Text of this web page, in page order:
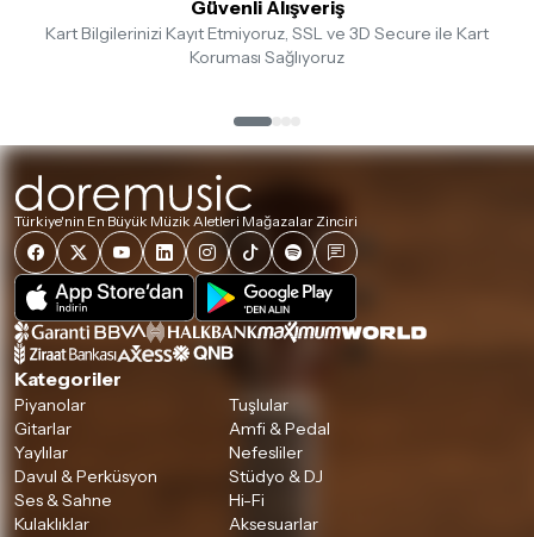
Güvenli Alışveriş
Kart Bilgilerinizi Kayıt Etmiyoruz, SSL ve 3D Secure ile Kart
Koruması Sağlıyoruz
Türkiye'nin En Büyük Müzik Aletleri Mağazalar Zinciri
Kategoriler
Piyanolar
Tuşlular
Gitarlar
Amfi & Pedal
Yaylılar
Nefesliler
Davul & Perküsyon
Stüdyo & DJ
Ses & Sahne
Hi-Fi
Kulaklıklar
Aksesuarlar